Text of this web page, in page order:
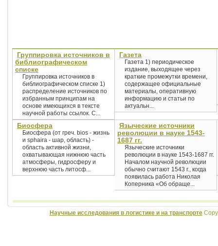
Группировка источников в
библиографическом
списке
Группировка источников в
библиографическом списке 1)
распределение источников по
избранным принципам на
основе имеющихся в тексте
научной работы ссылок. С...
Газета
Газета 1) периодическое
издание, выходящее через
краткие промежутки времени,
содержащее официальные
материалы, оперативную
информацию и статьи по
актуальн...
Биосфера
Биосфера (от греч. bios - жизнь
и sphaira - шар, область) -
область активной жизни,
охватывающая нижнюю часть
атмосферы, гидросферу и
верхнюю часть литосф...
Языческие источники
революции в науке 1543-
1687 гг.
Языческие источники
революции в науке 1543-1687 гг.
Началом научной революции
обычно считают 1543 г., когда
появилась работа Николая
Коперника «Об обраще...
Научные исследования в логистике и на транспорте